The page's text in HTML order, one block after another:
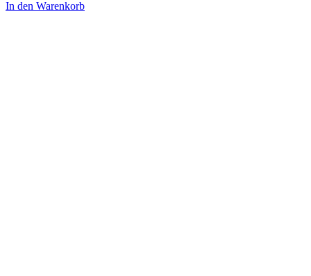
In den Warenkorb